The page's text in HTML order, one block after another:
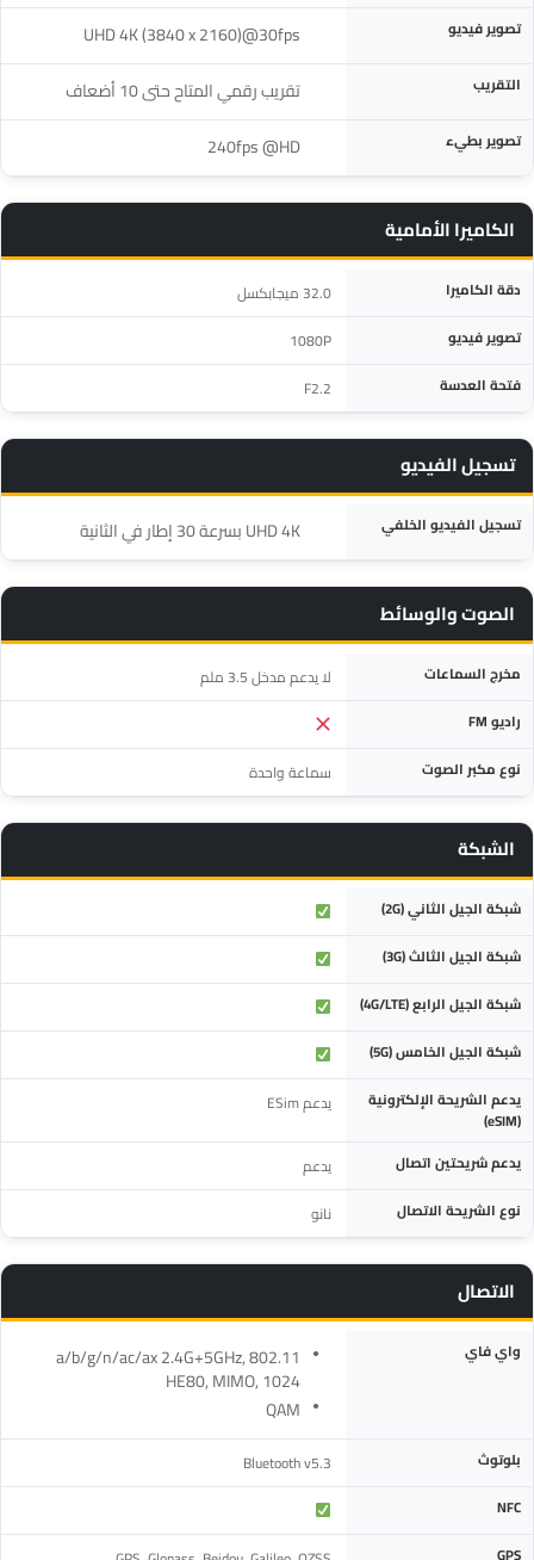
تصوير فيديو ‎UHD 4K (3840 x 2160)@30fps‎
التقريب
تصوير بطيء ‎240fps @HD‎
الكاميرا الأمامية
المواصفة التفاصيلدقة الكاميرا 32.0 ميجابكسل
تصوير فيديو 1080P
فتحة العدسة F2.2
تسجيل الفيديو
المواصفةالتفاصيل
تسجيل الفيديو الخلفي ‎UHD 4K بسرعة 30 إطار في الثانية‎
الصوت والوسائط
المواصفة التفاصيل
مخرج السماعات لا يدعم مدخل 3.5 ملم
راديو FM
نوع مكبر الصوت
سماعة واحدة
الشبكة
المواصفة التفاصيل
شبكة الجيل الثاني (2G)
شبكة الجيل الثالث (3G)
شبكة الجيل الرابع (4G/LTE)
شبكة الجيل الخامس (5G)
يدعم الشريحة الإلكترونية
(eSIM)
يدعم ESim
يدعم شريحتين اتصال يدعم
نوع الشريحة الاتصال نانو
الاتصال
المواصفة
واي فاي 802.11 a/b/g/n/ac/ax 2.4G+5GHz,
HE80, MIMO, 1024
QAM
بلوتوث Bluetooth v5.3
NFC
GPS